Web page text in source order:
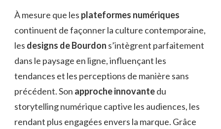
À mesure que les plateformes numériques
continuent de façonner la culture contemporaine,
les designs de Bourdon s’intègrent parfaitement
dans le paysage en ligne, influençant les
tendances et les perceptions de manière sans
précédent. Son approche innovantedu
storytelling numérique captive les audiences, les
rendant plus engagées envers la marque. Grâce